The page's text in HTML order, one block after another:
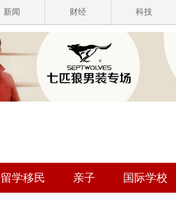
新闻 财经 科技
留学移民 亲子 国际学校